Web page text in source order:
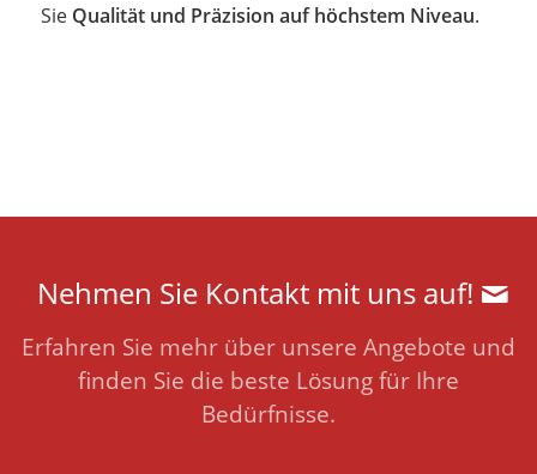
Sie Qualität und Präzision auf höchstem Niveau.
Nehmen Sie Kontakt mit uns auf!
Erfahren Sie mehr über unsere Angebote und
finden Sie die beste Lösung für Ihre
Bedürfnisse.